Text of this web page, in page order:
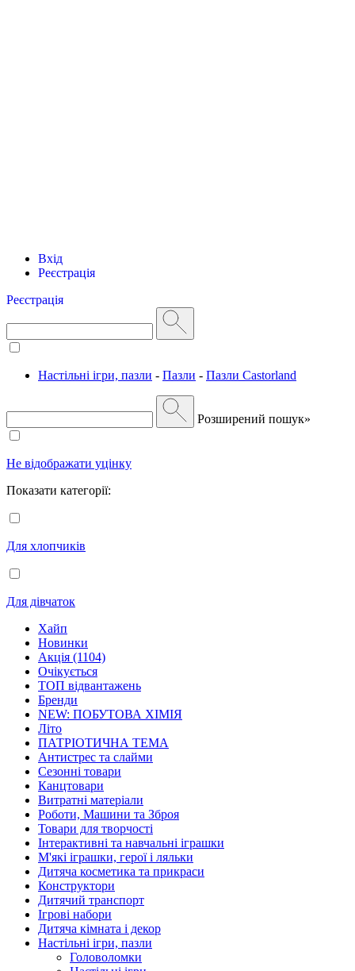
Вхід
Реєстрація
Реєстрація
Настільні ігри, пазли - Пазли - Пазли Castorland
Розширений пошук»
Не відображати уцінку
Показати категорії:
Для хлопчиків
Для дівчаток
Хайп
Новинки
Акція (1104)
Очікується
ТОП відвантажень
Бренди
NEW: ПОБУТОВА ХІМІЯ
Літо
ПАТРІОТИЧНА ТЕМА
Антистрес та слайми
Сезонні товари
Канцтовари
Витратні матеріали
Роботи, Машини та Зброя
Товари для творчості
Інтерактивні та навчальні іграшки
М'які іграшки, герої і ляльки
Дитяча косметика та прикраси
Конструктори
Дитячий транспорт
Ігрові набори
Дитяча кімната і декор
Настільні ігри, пазли
Головоломки